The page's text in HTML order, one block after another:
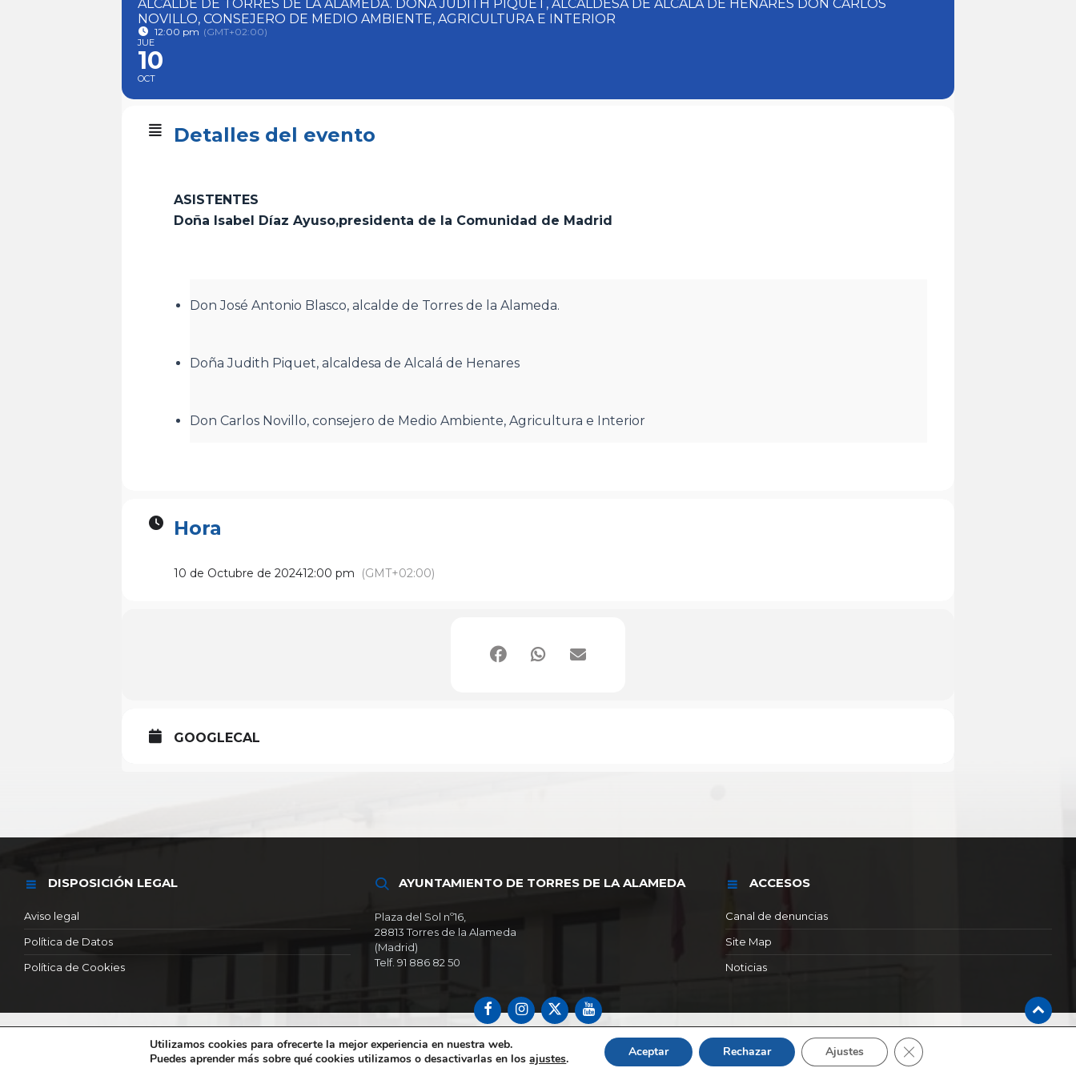
ALCALDE DE TORRES DE LA ALAMEDA. DOÑA JUDITH PIQUET, ALCALDESA DE ALCALÁ DE HENARES DON CARLOS
NOVILLO, CONSEJERO DE MEDIO AMBIENTE, AGRICULTURA E INTERIOR
12:00 pm (GMT+02:00)
JUE
10
OCT
Detalles del evento
ASISTENTES
Doña Isabel Díaz Ayuso,presidenta de la Comunidad de Madrid
Don José Antonio Blasco, alcalde de Torres de la Alameda.
Doña Judith Piquet, alcaldesa de Alcalá de Henares
Don Carlos Novillo, consejero de Medio Ambiente, Agricultura e Interior
Hora
10 de Octubre de 202412:00 pm (GMT+02:00)
GOOGLECAL
DISPOSICIÓN LEGAL
Aviso legal
Política de Datos
Política de Cookies
AYUNTAMIENTO DE TORRES DE LA ALAMEDA
Plaza del Sol nº16,
28813 Torres de la Alameda
(Madrid)
Telf. 91 886 82 50
ACCESOS
Canal de denuncias
Site Map
Noticias
FacebookInstagram
X YouTube
© 2026 Ayuntamiento de Torres de la alamedaUtilizamos cookies para ofrecerte la mejor experiencia en nuestra web.
Puedes aprender más sobre qué cookies utilizamos o desactivarlas en losajustes. Aceptar Rechazar Ajustes Cerrar el banner de cookies